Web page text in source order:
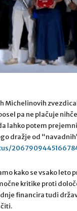
Michelinovih
pa ne plačuje
lahko potem
dražje od
kako se vsako leto
kritike proti
financira tudi